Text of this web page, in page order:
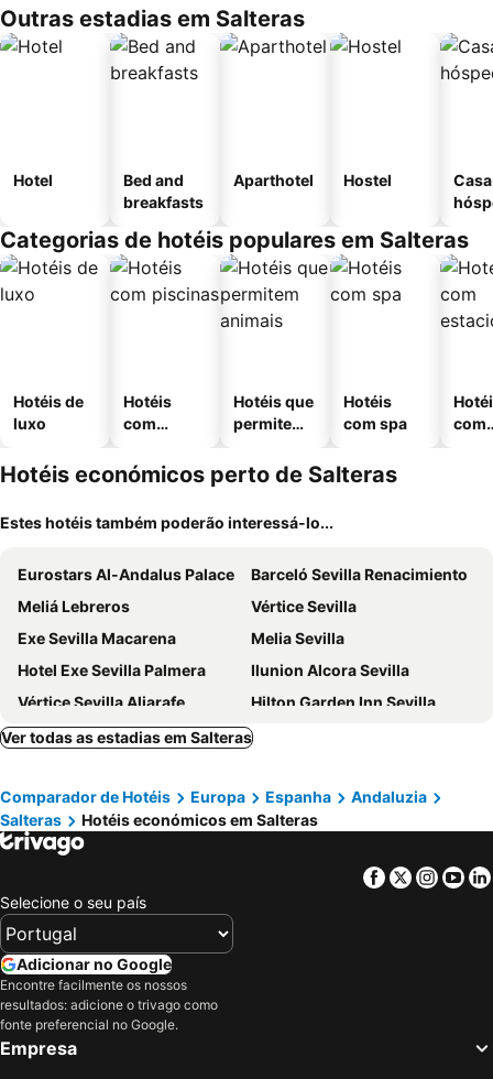
Outras estadias em Salteras
Hotel
Bed and
breakfasts
Aparthotel Hostel
Categorias de hotéis populares em Salteras
Hotéis de
luxo
Hotéis
com
Hotéis que
permitem
Hotéis
com spa
com
Hotéis económicos perto de Salteras
Estes hotéis também poderão interessá-lo...
Eurostars Al-Andalus Palace
Barceló Sevilla Renacimiento
Meliá Lebreros
Vértice Sevilla
Exe Sevilla Macarena
Melia Sevilla
Hotel Exe Sevilla Palmera
Ilunion Alcora Sevilla
Vértice Sevilla Aljarafe
Hilton Garden Inn Sevilla
Novotel Sevilla
Hotel Macià Sevilla Kubb
ibis Styles Sevilla City Santa Justa
Hotel Eurostars Regina
NH Sevilla Plaza de Armas
Virgen de los Reyes
Exe Isla Cartuja
Hotel Abades Benacazon
NH Collection Sevilla
Exe Gran Hotel Solucar
Ibis Sevilla
Hotel Sevilla Center
Hesperia Sevilla
Bellavista Sevilla
Ver todas as estadias em Salteras
Comparador de Hotéis Europa Espanha
Andaluzia
Salteras
Hotéis económicos em Salteras
Facebook
Twitter
Selecione o seu país
Adicionar no Google
Encontre facilmente os nossos
resultados: adicione o trivago como
fonte preferencial no Google.
Empresa